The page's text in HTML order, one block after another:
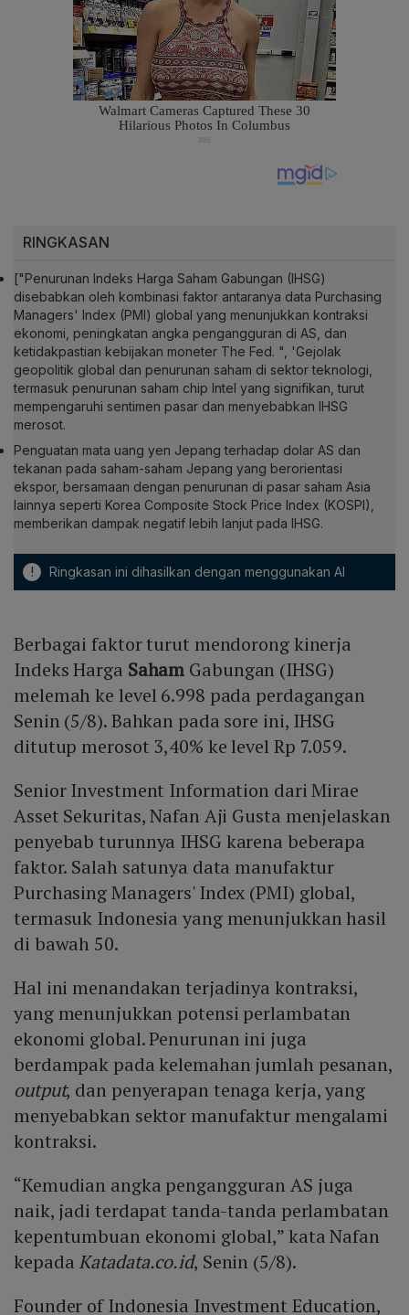
RINGKASAN
["Penurunan Indeks Harga Saham Gabungan (IHSG)
disebabkan oleh kombinasi faktor antaranya data Purchasing
Managers' Index (PMI) global yang menunjukkan kontraksi
ekonomi, peningkatan angka pengangguran di AS, dan
ketidakpastian kebijakan moneter The Fed. ", 'Gejolak
geopolitik global dan penurunan saham di sektor teknologi,
termasuk penurunan saham chip Intel yang signifikan, turut
mempengaruhi sentimen pasar dan menyebabkan IHSG
merosot.
Penguatan mata uang yen Jepang terhadap dolar AS dan
tekanan pada saham-saham Jepang yang berorientasi
ekspor, bersamaan dengan penurunan di pasar saham Asia
lainnya seperti Korea Composite Stock Price Index (KOSPI),
memberikan dampak negatif lebih lanjut pada IHSG.
! Ringkasan ini dihasilkan dengan menggunakan AI
Berbagai faktor turut mendorong kinerja
Indeks Harga Saham Gabungan (IHSG)
melemah ke level 6.998 pada perdagangan
Senin (5/8). Bahkan pada sore ini, IHSG
ditutup merosot 3,40% ke level Rp 7.059.
Senior Investment Information dari Mirae
Asset Sekuritas, Nafan Aji Gusta menjelaskan
penyebab turunnya IHSG karena beberapa
faktor. Salah satunya data manufaktur
Purchasing Managers' Index (PMI) global,
termasuk Indonesia yang menunjukkan hasil
di bawah 50.
Hal ini menandakan terjadinya kontraksi,
yang menunjukkan potensi perlambatan
ekonomi global. Penurunan ini juga
berdampak pada kelemahan jumlah pesanan,
output, dan penyerapan tenaga kerja, yang
menyebabkan sektor manufaktur mengalami
kontraksi.
“Kemudian angka pengangguran AS juga
naik, jadi terdapat tanda-tanda perlambatan
kepentumbuan ekonomi global,” kata Nafan
kepada Katadata.co.id, Senin (5/8).
Founder of Indonesia Investment Education,